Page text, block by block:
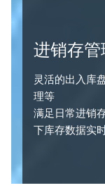
进销存管
灵活的出入库
理等
满足日常进销
下库存数据实